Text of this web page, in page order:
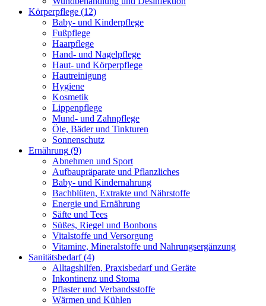
Körperpflege (12)
Baby- und Kinderpflege
Fußpflege
Haarpflege
Hand- und Nagelpflege
Haut- und Körperpflege
Hautreinigung
Hygiene
Kosmetik
Lippenpflege
Mund- und Zahnpflege
Öle, Bäder und Tinkturen
Sonnenschutz
Ernährung (9)
Abnehmen und Sport
Aufbaupräparate und Pflanzliches
Baby- und Kindernahrung
Bachblüten, Extrakte und Nährstoffe
Energie und Ernährung
Säfte und Tees
Süßes, Riegel und Bonbons
Vitalstoffe und Versorgung
Vitamine, Mineralstoffe und Nahrungsergänzung
Sanitätsbedarf(4)
Alltagshilfen, Praxisbedarf und Geräte
Inkontinenz und Stoma
Pflaster und Verbandsstoffe
Wärmen und Kühlen